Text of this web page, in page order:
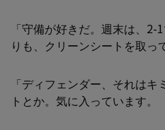
「守備が好きだ。週末は、
りも、クリーンシートを取っ
「ディフェンダー、それは
トとか。気に入っています。